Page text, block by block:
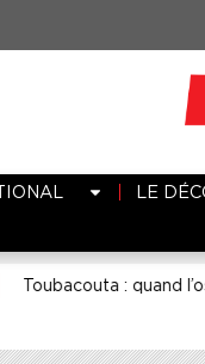
LE
: quand